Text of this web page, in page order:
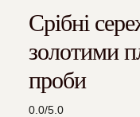
Срібні
золотими
проби
0.0/5.0